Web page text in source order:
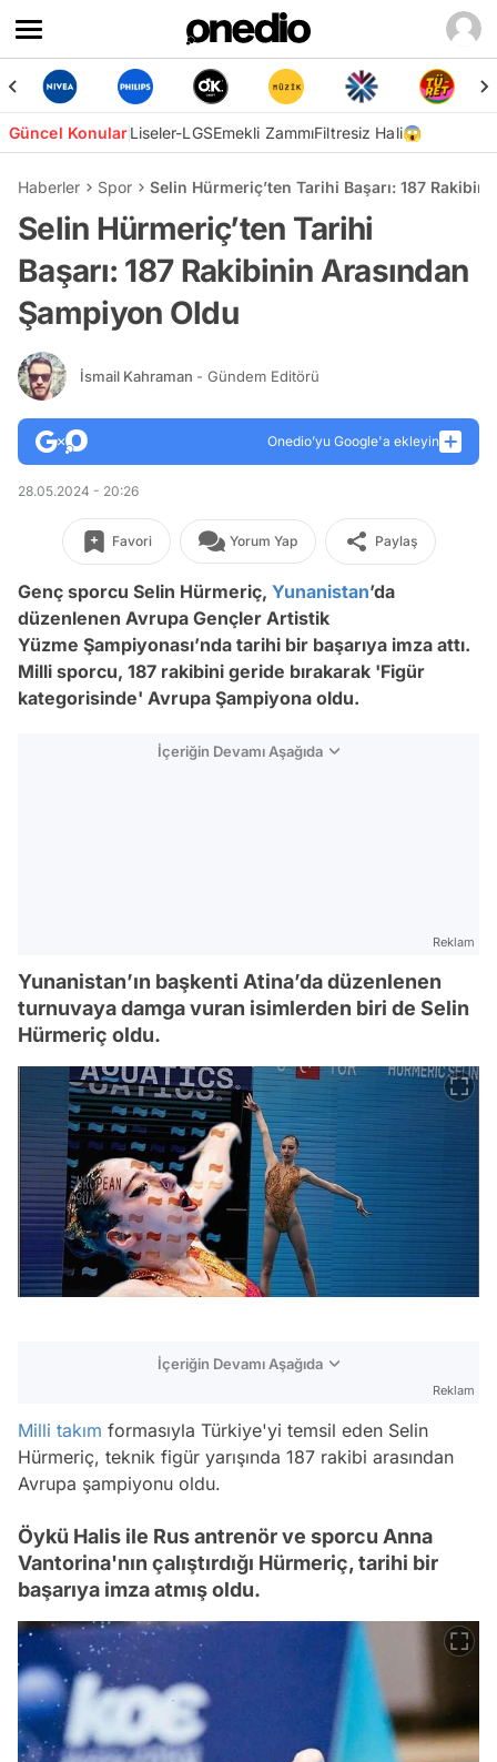
Güncel KonularLiseler-LGSEmekli ZammıFiltresiz Hali😱
Haberler Spor Selin Hürmeriç’ten Tarihi Başarı: 187
Selin Hürmeriç’ten Tarihi
Başarı: 187 Rakibinin Arasından
Şampiyon Oldu
İsmail Kahraman - Gündem Editörü
Onedio’yu Google'a ekleyin
28.05.2024 - 20:26
Favori Yorum Yap Paylaş
Genç sporcu Selin Hürmeriç, Yunanistan’da
düzenlenen Avrupa Gençler Artistik
Yüzme Şampiyonası’nda tarihi bir başarıya imza attı.
Milli sporcu, 187 rakibini geride bırakarak 'Figür
kategorisinde' Avrupa Şampiyona oldu.
İçeriğin Devamı Aşağıda
Reklam
Yunanistan’ın başkenti Atina’da düzenlenen
turnuvaya damga vuran isimlerden biri de Selin
Hürmeriç oldu.
İçeriğin Devamı Aşağıda
Reklam
Milli takım formasıyla Türkiye'yi temsil eden Selin
Hürmeriç, teknik figür yarışında 187 rakibi arasından
Avrupa şampiyonu oldu.
Öykü Halis ile Rus antrenör ve sporcu Anna
Vantorina'nın çalıştırdığı Hürmeriç, tarihi bir
başarıya imza atmış oldu.